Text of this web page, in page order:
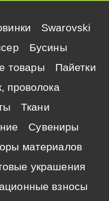
Swarovski
Бусины
товары
Пайетки
проволока
Ткани
Сувениры
материалов
украшения
взносы